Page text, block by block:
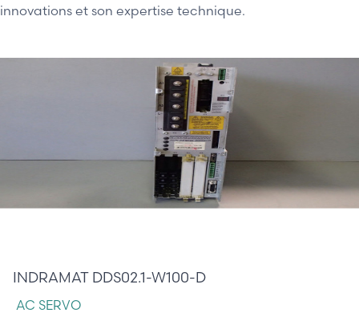
innovations et son expertise technique.
INDRAMAT DDS02.1-W100-D
AC SERVO